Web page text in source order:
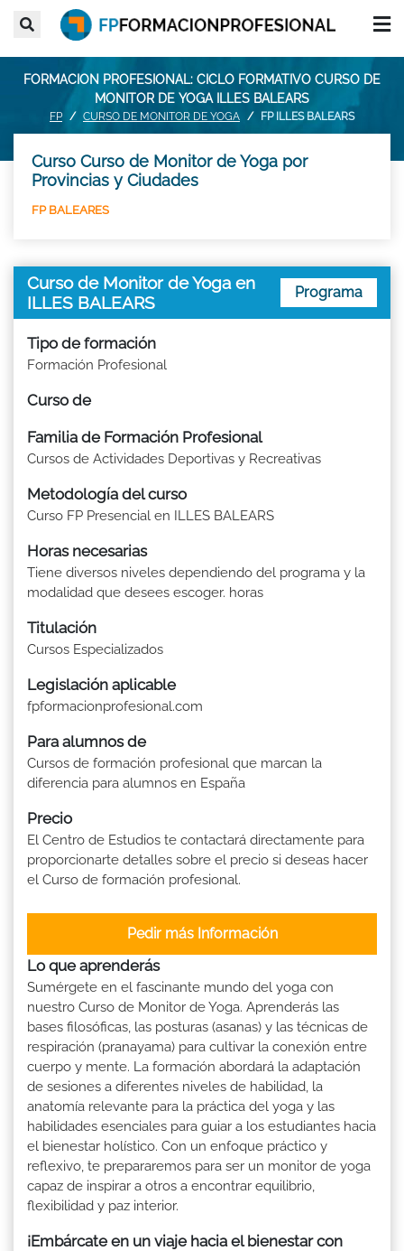
FORMACION PROFESIONAL: CICLO FORMATIVO CURSO DE
MONITOR DE YOGA ILLES BALEARS
FP CURSO DE MONITOR DE YOGA FP ILLES BALEARS
Curso Curso de Monitor de Yoga por
Provincias y Ciudades
FP BALEARES
Curso de Monitor de Yoga en
ILLES BALEARS
Programa
Tipo de formación
Formación Profesional
Curso de
Familia de Formación Profesional
Cursos de Actividades Deportivas y Recreativas
Metodología del curso
Curso FP Presencial en ILLES BALEARS
Horas necesarias
Tiene diversos niveles dependiendo del programa y la
modalidad que desees escoger. horas
Titulación
Cursos Especializados
Legislación aplicable
fpformacionprofesional.com
Para alumnos de
Cursos de formación profesional que marcan la
diferencia para alumnos en España
Precio
El Centro de Estudios te contactará directamente para
proporcionarte detalles sobre el precio si deseas hacer
el Curso de formación profesional.
Pedir más Información
Lo que aprenderás
Sumérgete en el fascinante mundo del yoga con
nuestro Curso de Monitor de Yoga. Aprenderás las
bases filosóficas, las posturas (asanas) y las técnicas de
respiración (pranayama) para cultivar la conexión entre
cuerpo y mente. La formación abordará la adaptación
de sesiones a diferentes niveles de habilidad, la
anatomía relevante para la práctica del yoga y las
habilidades esenciales para guiar a los estudiantes hacia
el bienestar holístico. Con un enfoque práctico y
reflexivo, te prepararemos para ser un monitor de yoga
capaz de inspirar a otros a encontrar equilibrio,
flexibilidad y paz interior.
¡Embárcate en un viaje hacia el bienestar con